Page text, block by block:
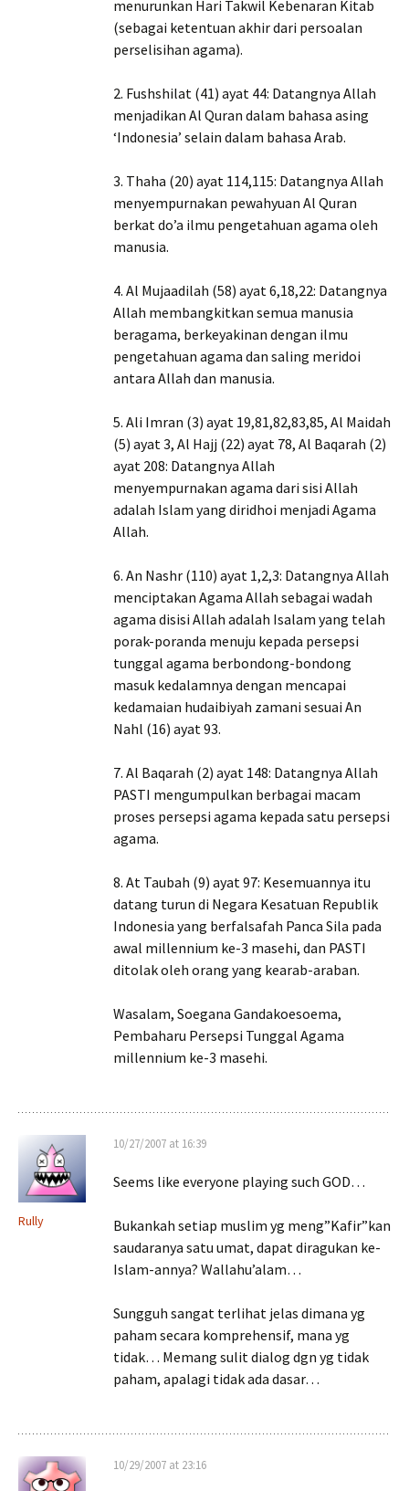
menurunkan Hari Takwil Kebenaran Kitab
(sebagai ketentuan akhir dari persoalan
perselisihan agama).
2. Fushshilat (41) ayat 44: Datangnya Allah
menjadikan Al Quran dalam bahasa asing
‘Indonesia’ selain dalam bahasa Arab.
3. Thaha (20) ayat 114,115: Datangnya Allah
menyempurnakan pewahyuan Al Quran
berkat do’a ilmu pengetahuan agama oleh
manusia.
4. Al Mujaadilah (58) ayat 6,18,22: Datangnya
Allah membangkitkan semua manusia
beragama, berkeyakinan dengan ilmu
pengetahuan agama dan saling meridoi
antara Allah dan manusia.
5. Ali Imran (3) ayat 19,81,82,83,85, Al Maidah
(5) ayat 3, Al Hajj (22) ayat 78, Al Baqarah (2)
ayat 208: Datangnya Allah
menyempurnakan agama dari sisi Allah
adalah Islam yang diridhoi menjadi Agama
Allah.
6. An Nashr (110) ayat 1,2,3: Datangnya Allah
menciptakan Agama Allah sebagai wadah
agama disisi Allah adalah Isalam yang telah
porak-poranda menuju kepada persepsi
tunggal agama berbondong-bondong
masuk kedalamnya dengan mencapai
kedamaian hudaibiyah zamani sesuai An
Nahl (16) ayat 93.
7. Al Baqarah (2) ayat 148: Datangnya Allah
PASTI mengumpulkan berbagai macam
proses persepsi agama kepada satu persepsi
agama.
8. At Taubah (9) ayat 97: Kesemuannya itu
datang turun di Negara Kesatuan Republik
Indonesia yang berfalsafah Panca Sila pada
awal millennium ke-3 masehi, dan PASTI
ditolak oleh orang yang kearab-araban.
Wasalam, Soegana Gandakoesoema,
Pembaharu Persepsi Tunggal Agama
millennium ke-3 masehi.
Rully
10/27/2007 at 16:39
Seems like everyone playing such GOD…
Bukankah setiap muslim yg meng”Kafir”kan
saudaranya satu umat, dapat diragukan ke-
Islam-annya? Wallahu’alam…
Sungguh sangat terlihat jelas dimana yg
paham secara komprehensif, mana yg
tidak… Memang sulit dialog dgn yg tidak
paham, apalagi tidak ada dasar…
10/29/2007 at 23:16